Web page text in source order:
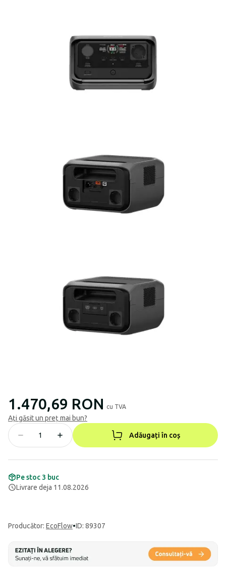
1.470,69 RON cu TVA
Ați găsit un preț mai bun?
Adăugați în coș
Pe stoc 3 buc
Livrare deja 11.08.2026
Producător: EcoFlow•ID: 89307